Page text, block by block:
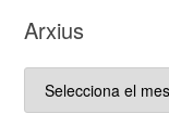
aquest
bloc…
Arxius
Arxius